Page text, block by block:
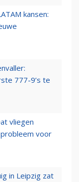
kansen:
777-9’s te
vliegen
voor
in Leipzig zat